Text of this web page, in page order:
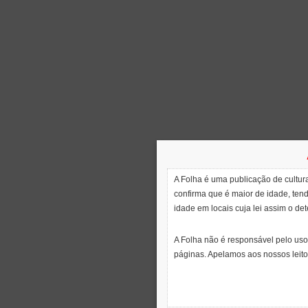
A Folha é uma publicação de
confirma que é maior de idade,
idade em locais cuja lei assim o
A Folha não é responsável pelo
páginas. Apelamos aos nossos